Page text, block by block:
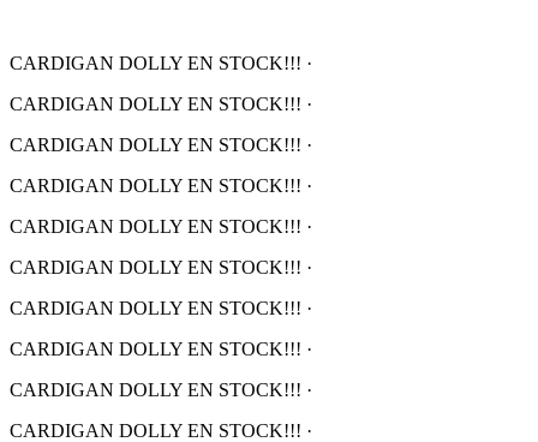
CARDIGAN DOLLY EN STOCK!!! ·
CARDIGAN DOLLY EN STOCK!!! ·
CARDIGAN DOLLY EN STOCK!!! ·
CARDIGAN DOLLY EN STOCK!!! ·
CARDIGAN DOLLY EN STOCK!!! ·
CARDIGAN DOLLY EN STOCK!!! ·
CARDIGAN DOLLY EN STOCK!!! ·
CARDIGAN DOLLY EN STOCK!!! ·
CARDIGAN DOLLY EN STOCK!!! ·
CARDIGAN DOLLY EN STOCK!!! ·